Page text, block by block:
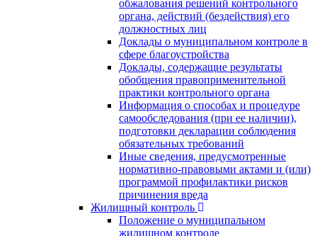
обжалования решений контрольного
органа, действий (бездействия) его
должностных лиц
Доклады о муниципальном контроле в
сфере благоустройства
Доклады, содержащие результаты
обобщения правоприменительной
практики контрольного органа
Информация о способах и процедуре
самообследования (при ее наличии),
подготовки декларации соблюдения
обязательных требований
Иные сведения, предусмотренные
нормативно-правовыми актами и (или)
программой профилактики рисков
причинения вреда
Жилищный контроль
Положение о муниципальном
жилищном контроле